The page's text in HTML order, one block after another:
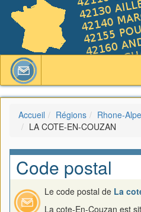
Accueil Régions Rhone-
LA COTE-EN-COUZAN
Code postal
Le code postal de La
La cote-En-Couzan est